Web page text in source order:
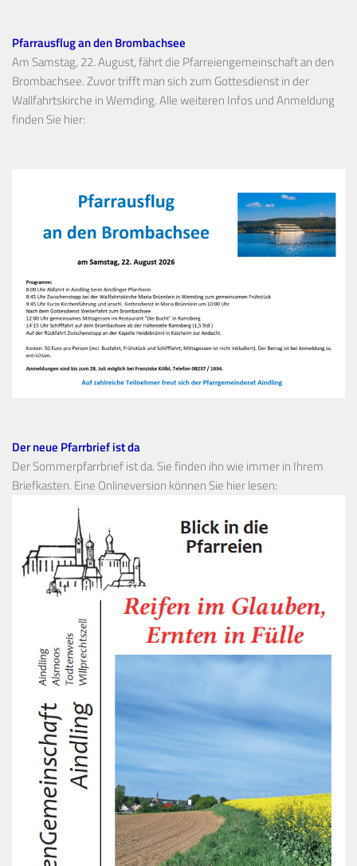
Pfarrausflug an den Brombachsee
Am Samstag, 22. August, fährt die Pfarreiengemeinschaft an den
Brombachsee. Zuvor trifft man sich zum Gottesdienst in der
Wallfahrtskirche in Wemding. Alle weiteren Infos und Anmeldung
finden Sie hier:
Der neue Pfarrbrief ist da
Der Sommerpfarrbrief ist da. Sie finden ihn wie immer in Ihrem
Briefkasten. Eine Onlineversion können Sie hier lesen: